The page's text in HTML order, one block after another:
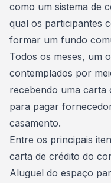
como um sistema de
qual os participantes
formar um fundo
Todos os meses, um
contemplados por
recebendo uma carta
para pagar
casamento.
Entre os principais
carta de crédito do
Aluguel do espaço